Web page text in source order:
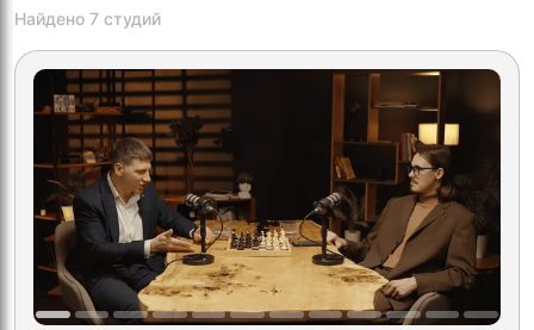
Найдено 7 студий